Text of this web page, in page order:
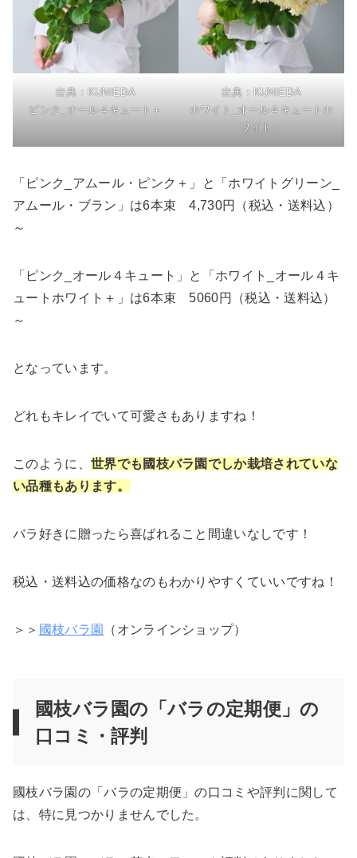
出典：KUNIEDA
ピンク_オール４キュート＋
出典：KUNIEDA
ホワイト_オール４キュートホ
ワイト＋
「ピンク_アムール・ピンク＋」と「ホワイトグリーン_
アムール・ブラン」は6本束 4,730円（税込・送料込）
～
「ピンク_オール４キュート」と「ホワイト_オール４キ
ュートホワイト＋」は6本束 5060円（税込・送料込）
～
となっています。
どれもキレイでいて可愛さもありますね！
このように、 世界でも國枝バラ園でしか栽培されていな
い品種もあります。
バラ好きに贈ったら喜ばれること間違いなしです！
税込・送料込の価格なのもわかりやすくていいですね！
＞＞ 國枝バラ園 （オンラインショップ）
國枝バラ園の「バラの定期便」の
口コミ・評判
國枝バラ園の「バラの定期便」の口コミや評判に関して
は、特に見つかりませんでした。